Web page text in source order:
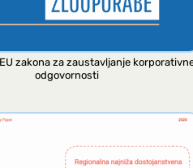
zakona za zaustavljanje
odgovornosti